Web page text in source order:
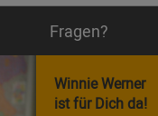
Fragen?
Winnie Werner
ist für Dich da!